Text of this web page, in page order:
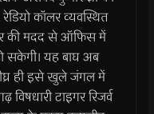
कॉलर व्यवस्थित
की मदद से ऑफिस में
सकेगी। यह बाघ अब
ही इसे खुले जंगल में
टाइगर रिजर्व